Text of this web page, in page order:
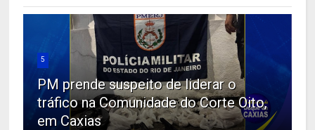
5
PM prende suspeito de liderar o
tráfico na Comunidade do Corte Oito,
em Caxias